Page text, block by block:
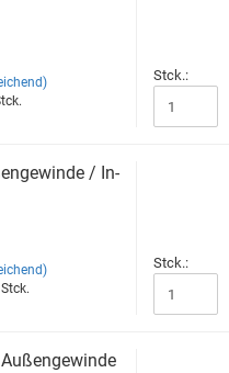
Stck.:
/ In­
Stck.: